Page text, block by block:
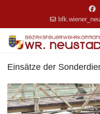
Einsätze der